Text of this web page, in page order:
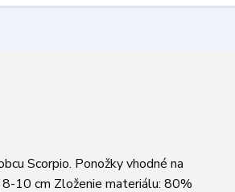
Scorpio. Ponožky vhodné na
10 cm Zloženie materiálu: 80%